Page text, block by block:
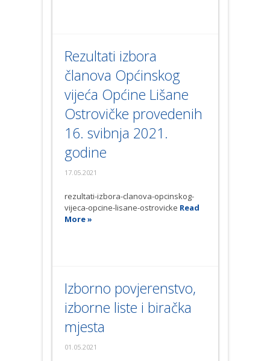
Rezultati izbora
članova Općinskog
vijeća Općine Lišane
Ostrovičke provedenih
16. svibnja 2021.
godine
17.05.2021
rezultati-izbora-clanova-opcinskog-
vijeca-opcine-lisane-ostrovicke Read
More »
Izborno povjerenstvo,
izborne liste i biračka
mjesta
01.05.2021